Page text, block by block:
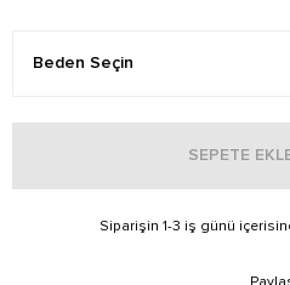
SEPETE
Siparişin 1-3 iş günü